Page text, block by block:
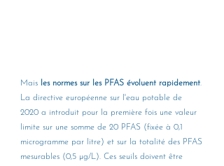
Mais les normes sur les PFAS évoluent rapidement.
La directive européenne sur l'eau potable de
2020 a introduit pour la première fois une valeur
limite sur une somme de 20 PFAS (fixée à 0,1
microgramme par litre) et sur la totalité des PFAS
mesurables (0,5 µg/L). Ces seuils doivent être